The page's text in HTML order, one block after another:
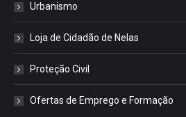
Urbanismo
Loja de Cidadão de Nelas
Proteção Civil
Ofertas de Emprego e Formação